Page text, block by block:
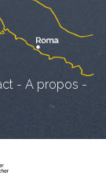
- A propos -